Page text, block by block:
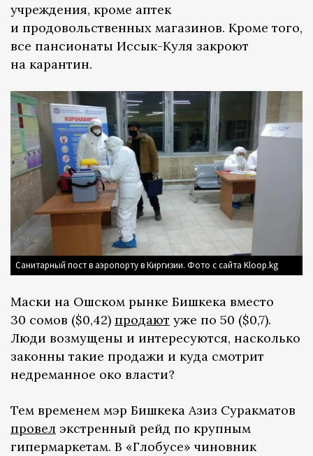
учреждения, кроме аптек
и продовольственных магазинов. Кроме того,
все пансионаты Иссык-Куля закроют
на карантин.
Санитарный пост в аэропорту в Киргизии. Фото с сайта Kloop.kg
Маски на Ошском рынке Бишкека вместо
30 сомов ($0,42) продают уже по 50 ($0,7).
Люди возмущены и интересуются, насколько
законны такие продажи и куда смотрит
недреманное око власти?
Тем временем мэр Бишкека Азиз Суракматов
провел экстренный рейд по крупным
гипермаркетам. В «Глобусе» чиновник